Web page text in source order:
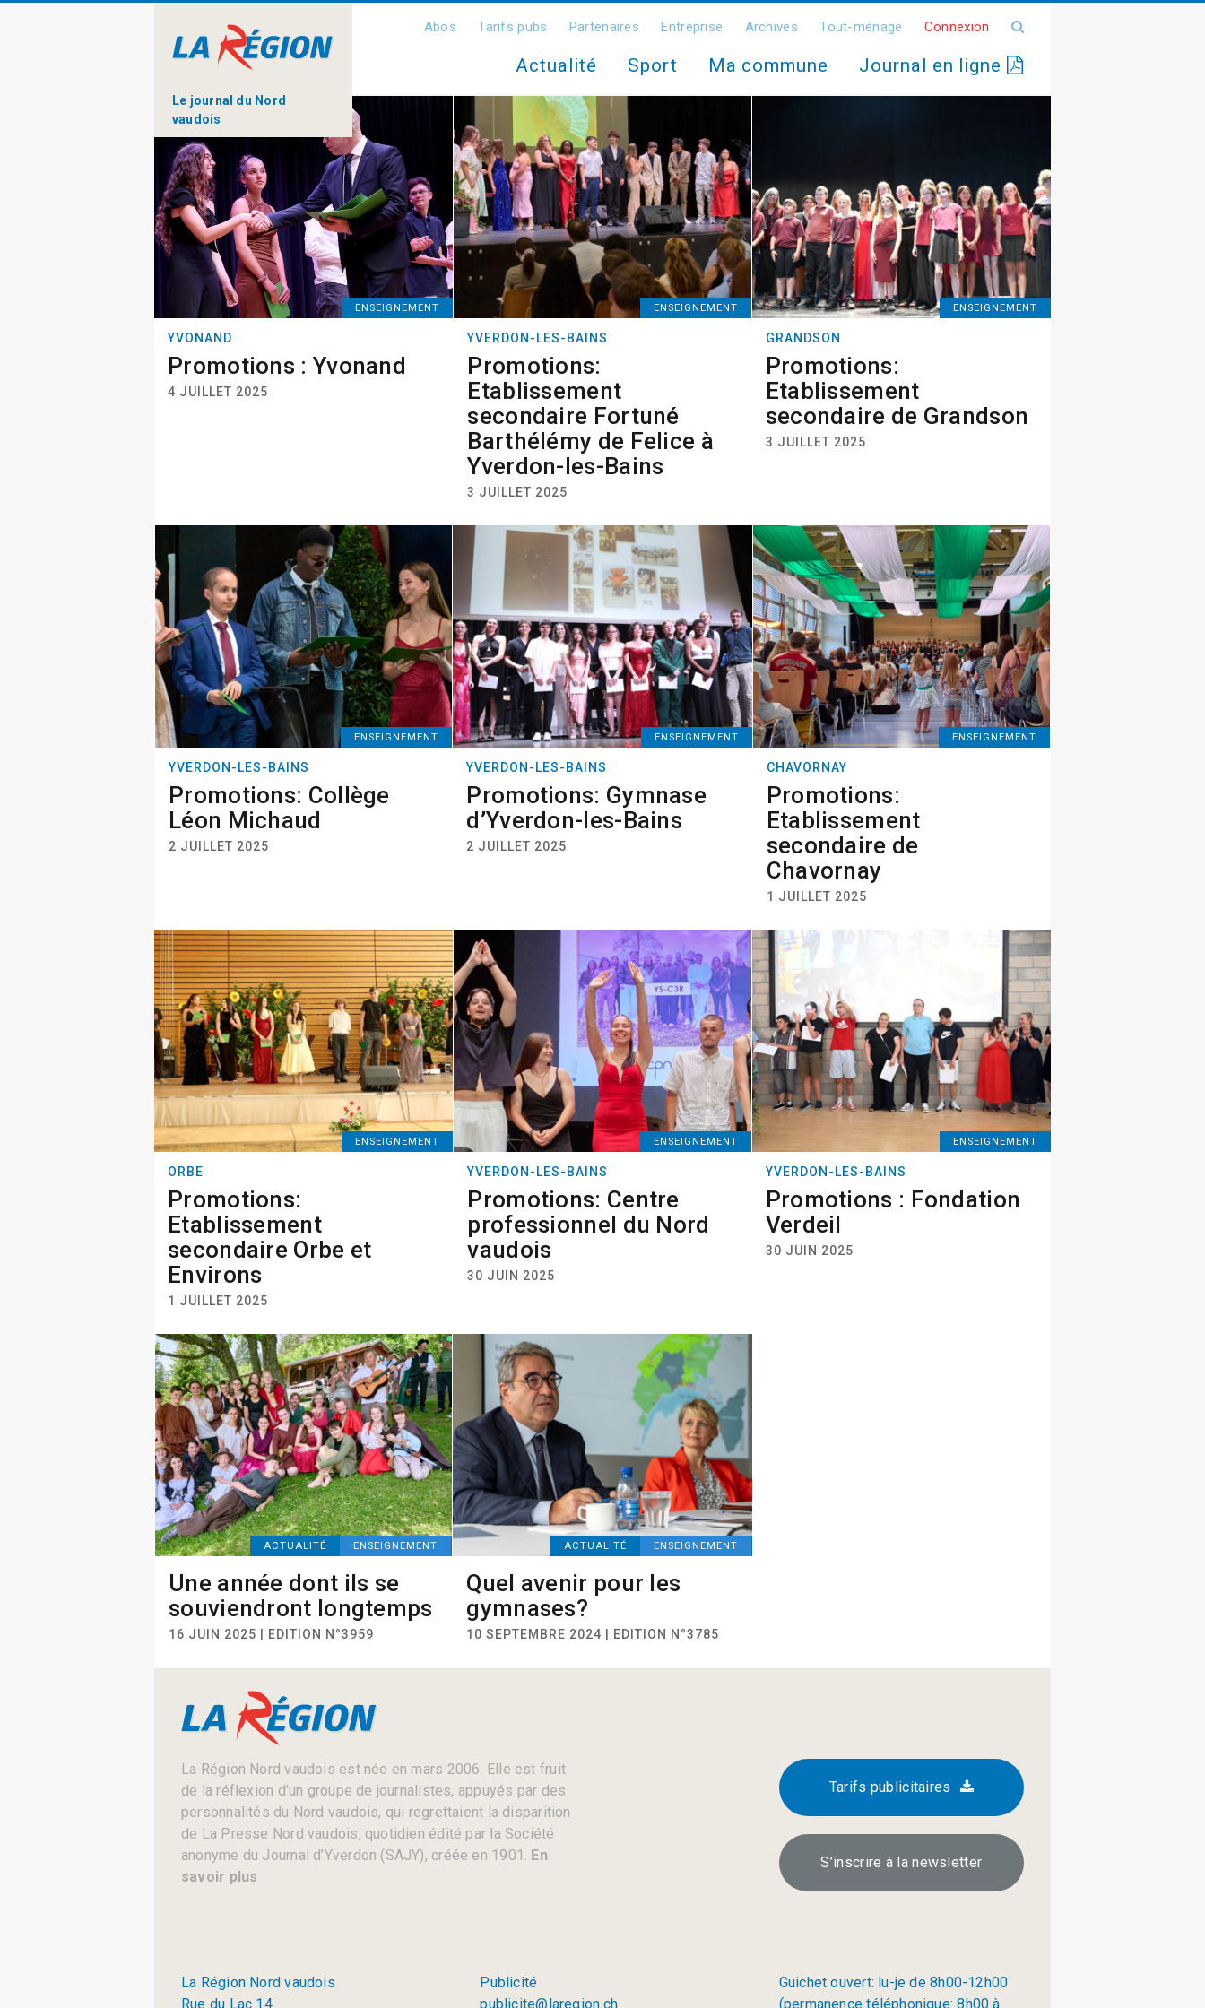
Le journal du Nord
vaudois
Abos Tarifs pubs Partenaires Entreprise Archives Tout-ménage Connexion
Actualité Sport Ma commune Journal en ligne
ENSEIGNEMENT
YVONAND
Promotions : Yvonand
4 JUILLET 2025
ENSEIGNEMENT
YVERDON-LES-BAINS
Promotions:
Etablissement
secondaire Fortuné
Barthélémy de Felice à
Yverdon-les-Bains
3 JUILLET 2025
ENSEIGNEMENT
GRANDSON
Promotions:
Etablissement
secondaire de Grandson
3 JUILLET 2025
ENSEIGNEMENT
YVERDON-LES-BAINS
Promotions: Collège
Léon Michaud
2 JUILLET 2025
ENSEIGNEMENT
YVERDON-LES-BAINS
Promotions: Gymnase
d’Yverdon-les-Bains
2 JUILLET 2025
ENSEIGNEMENT
CHAVORNAY
Promotions:
Etablissement
secondaire de
Chavornay
1 JUILLET 2025
ENSEIGNEMENT
ORBE
Promotions:
Etablissement
secondaire Orbe et
Environs
1 JUILLET 2025
ENSEIGNEMENT
YVERDON-LES-BAINS
Promotions: Centre
professionnel du Nord
vaudois
30 JUIN 2025
ENSEIGNEMENT
YVERDON-LES-BAINS
Promotions : Fondation
Verdeil
30 JUIN 2025
ACTUALITÉ ENSEIGNEMENT
Une année dont ils se
souviendront longtemps
16 JUIN 2025 | EDITION N°3959
ACTUALITÉ ENSEIGNEMENT
Quel avenir pour les
gymnases?
10 SEPTEMBRE 2024 | EDITION N°3785
La Région Nord vaudois est née en mars 2006. Elle est fruit
de la réflexion d’un groupe de journalistes, appuyés par des
personnalités du Nord vaudois, qui regrettaient la disparition
de La Presse Nord vaudois, quotidien édité par la Société
anonyme du Journal d’Yverdon (SAJY), créée en 1901. En
savoir plus
Tarifs publicitaires
S’inscrire à la newsletter
La Région Nord vaudois
Rue du Lac 14
Publicité
publicite@laregion.ch
Guichet ouvert: lu-je de 8h00-12h00
(permanence téléphonique: 8h00 à